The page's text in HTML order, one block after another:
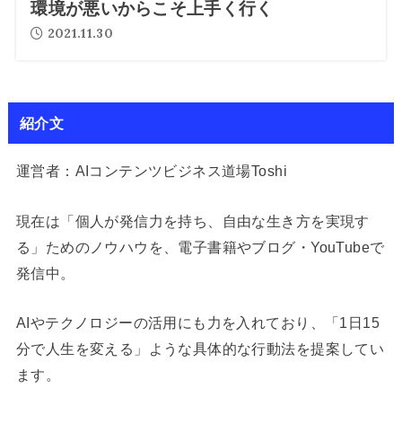
環境が悪いからこそ上手く行く
2021.11.30
紹介文
運営者：AIコンテンツビジネス道場Toshi
現在は「個人が発信力を持ち、自由な生き方を実現す
る」ためのノウハウを、電子書籍やブログ・YouTubeで
発信中。
AIやテクノロジーの活用にも力を入れており、「1日15
分で人生を変える」ような具体的な行動法を提案してい
ます。